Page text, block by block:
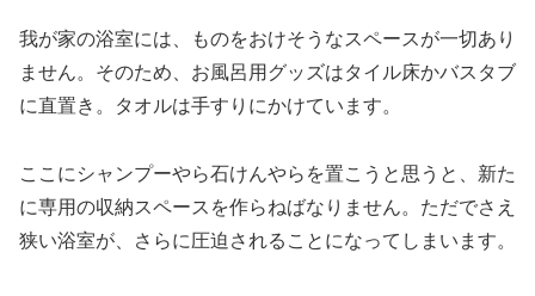
我が家の浴室には、ものをおけそうなスペースが一切あり
ません。そのため、お風呂用グッズはタイル床かバスタブ
に直置き。タオルは手すりにかけています。
ここにシャンプーやら石けんやらを置こうと思うと、新た
に専用の収納スペースを作らねばなりません。ただでさえ
狭い浴室が、さらに圧迫されることになってしまいます。